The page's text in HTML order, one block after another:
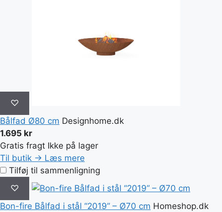
♡
Bålfad Ø80 cm Designhome.dk
1.695 kr
Gratis fragt Ikke på lager
Til butik → Læs mere
Tilføj til sammenligning
♡
Bon-fire Bålfad i stål “2019” – Ø70 cm Homeshop.dk